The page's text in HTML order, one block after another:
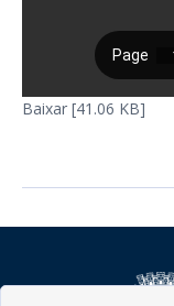
Baixar [41.06 KB]